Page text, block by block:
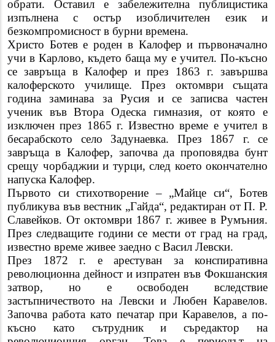
обрати. Оставил е забележителна публицистика
изпълнена с остър изобличителен език и
безкомпромисност в бурни времена.
Христо Ботев е роден в Калофер и първоначално
учи в Карлово, където баща му е учител. По-късно
се завръща в Калофер и през 1863 г. завършва
калоферското училище. През октомври същата
година заминава за Русия и се записва частен
ученик във Втора Одеска гимназия, от която е
изключен през 1865 г. Известно време е учител в
бесарабското село Задунаевка. През 1867 г. се
завръща в Калофер, започва да проповядва бунт
срещу чорбаджии и турци, след което окончателно
напуска Калофер.
Първото си стихотворение – „Майце си“, Ботев
публикува във вестник „Гайда“, редактиран от П. Р.
Славейков. От октомври 1867 г. живее в Румъния.
През следващите години се мести от град на град,
известно време живее заедно с Васил Левски.
През 1872 г. е арестуван за конспиративна
революционна дейност и изпратен във Фокшанския
затвор, но е освободен вследствие
застъпничеството на Левски и Любен Каравелов.
Започва работа като печатар при Каравелов, а по-
късно като сътрудник и съредактор на